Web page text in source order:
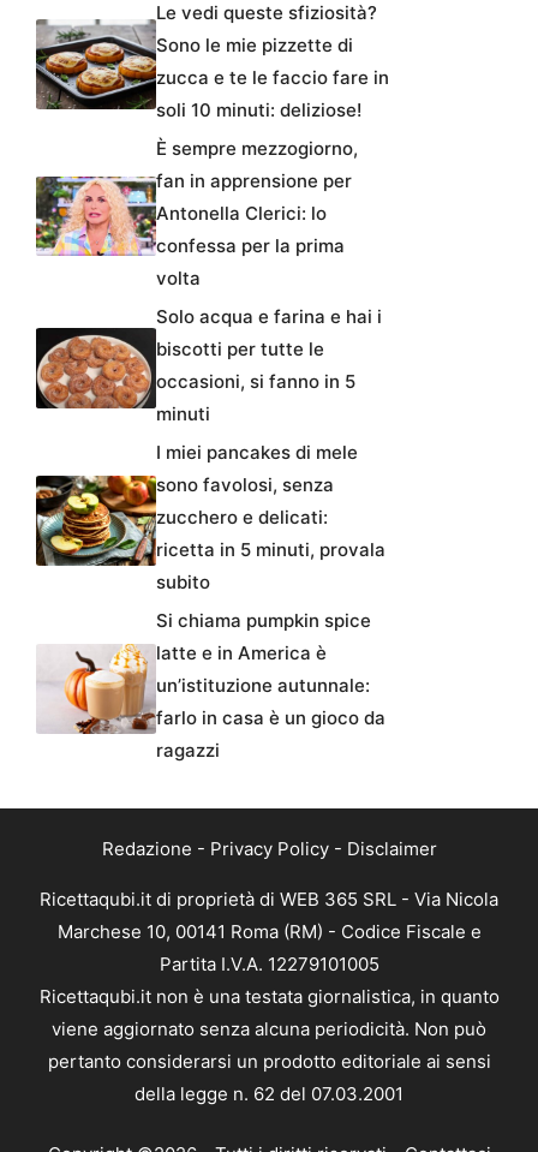
Le vedi queste sfiziosità?
Sono le mie pizzette di
zucca e te le faccio fare in
soli 10 minuti: deliziose!
È sempre mezzogiorno,
fan in apprensione per
Antonella Clerici: lo
confessa per la prima
volta
Solo acqua e farina e hai i
biscotti per tutte le
occasioni, si fanno in 5
minuti
I miei pancakes di mele
sono favolosi, senza
zucchero e delicati:
ricetta in 5 minuti, provala
subito
Si chiama pumpkin spice
latte e in America è
un’istituzione autunnale:
farlo in casa è un gioco da
ragazzi
Redazione - Privacy Policy- Disclaimer
Ricettaqubi.it di proprietà di WEB 365 SRL - Via Nicola
Marchese 10, 00141 Roma (RM) - Codice Fiscale e
Partita I.V.A. 12279101005
Ricettaqubi.it non è una testata giornalistica, in quanto
viene aggiornato senza alcuna periodicità. Non può
pertanto considerarsi un prodotto editoriale ai sensi
della legge n. 62 del 07.03.2001